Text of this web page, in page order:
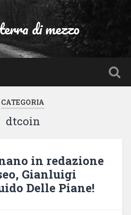
di mezzo
CATEGORIA
dtcoin
in redazione
Gianluigi
Delle Piane!